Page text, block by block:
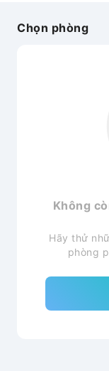
Chọn phòng
Không
Hãy thử
phòng